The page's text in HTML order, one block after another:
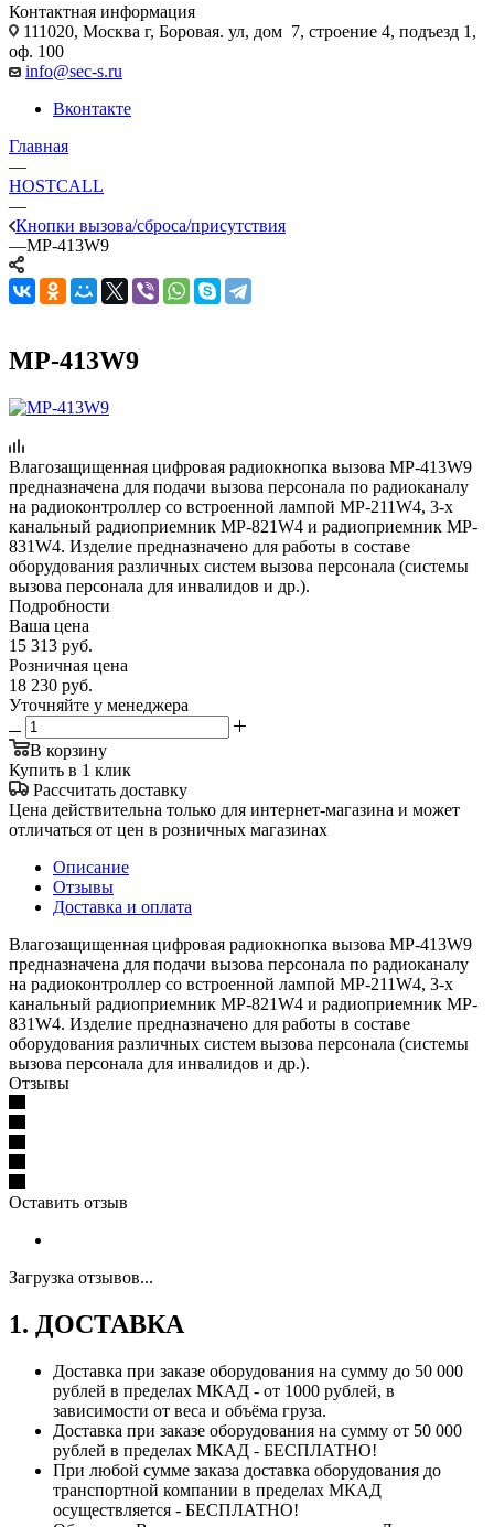
Контактная информация
111020, Москва г, Боровая. ул, дом 7, строение 4, подъезд 1,
оф. 100
info@sec-s.ru
Вконтакте
Главная
—
HOSTCALL
—
Кнопки вызова/сброса/присутствия
—MP-413W9
MP-413W9
Влагозащищенная цифровая радиокнопка вызова MP-413W9
предназначена для подачи вызова персонала по радиоканалу
на радиоконтроллер со встроенной лампой MP-211W4, 3-х
канальный радиоприемник MP-821W4 и радиоприемник MP-
831W4. Изделие предназначено для работы в составе
оборудования различных систем вызова персонала (системы
вызова персонала для инвалидов и др.).
Подробности
Ваша цена
15 313 руб.
Розничная цена
18 230 руб.
Уточняйте у менеджера
В корзину
Купить в 1 клик
Рассчитать доставку
Цена действительна только для интернет-магазина и может
отличаться от цен в розничных магазинах
Описание
Отзывы
Доставка и оплата
Влагозащищенная цифровая радиокнопка вызова MP-413W9
предназначена для подачи вызова персонала по радиоканалу
на радиоконтроллер со встроенной лампой MP-211W4, 3-х
канальный радиоприемник MP-821W4 и радиоприемник MP-
831W4. Изделие предназначено для работы в составе
оборудования различных систем вызова персонала (системы
вызова персонала для инвалидов и др.).
Отзывы
Оставить отзыв
Загрузка отзывов...
1. ДОСТАВКА
Доставка при заказе оборудования на сумму до 50 000
рублей в пределах МКАД - от 1000 рублей, в
зависимости от веса и объёма груза.
Доставка при заказе оборудования на сумму от 50 000
рублей в пределах МКАД - БЕСПЛАТНО!
При любой сумме заказа доставка оборудования до
транспортной компании в пределах МКАД
осуществляется - БЕСПЛАТНО!